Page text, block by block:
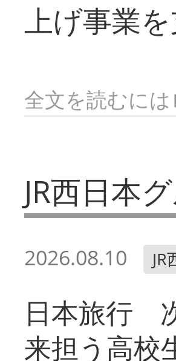
上げ事業
全文を読むに
JR西日本
2026.08.10
日本旅行
来担う高校